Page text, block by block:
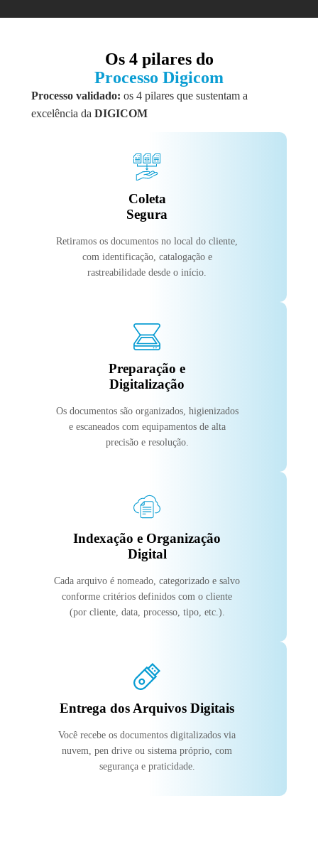
Os 4 pilares do
Processo Digicom
Processo validado: os 4 pilares que sustentam a
excelência da DIGICOM
Coleta
Segura
Retiramos os documentos no local do cliente,
com identificação, catalogação e
rastreabilidade desde o início.
Preparação e
Digitalização
Os documentos são organizados, higienizados
e escaneados com equipamentos de alta
precisão e resolução.
Indexação e Organização
Digital
Cada arquivo é nomeado, categorizado e salvo
conforme critérios definidos com o cliente
(por cliente, data, processo, tipo, etc.).
Entrega dos Arquivos Digitais
Você recebe os documentos digitalizados via
nuvem, pen drive ou sistema próprio, com
segurança e praticidade.